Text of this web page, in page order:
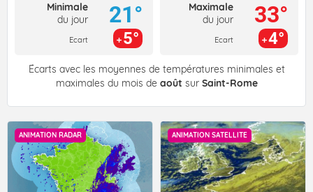
Minimale
du jour
Ecart
21°
5°
Maximale
du jour
Ecart
33°
4°
Écarts avec les moyennes de températures minimales et
maximales du mois de août sur Saint-Rome
ANIMATION RADAR ANIMATION SATELLITE